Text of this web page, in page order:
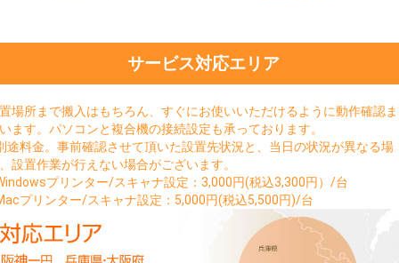
サービス対応エリア
場所まで搬入はもちろん、すぐにお使いいただけるように動作確認
ます。パソコンと複合機の接続設定も承っております。
途料金。事前確認させて頂いた設置先状況と、当日の状況が異なる場
設置作業が行えない場合がございます。
プリンター/スキャナ設定：3,000円(税込3,300円）/台
プリンター/スキャナ設定：5,000円(税込5,500円)/台